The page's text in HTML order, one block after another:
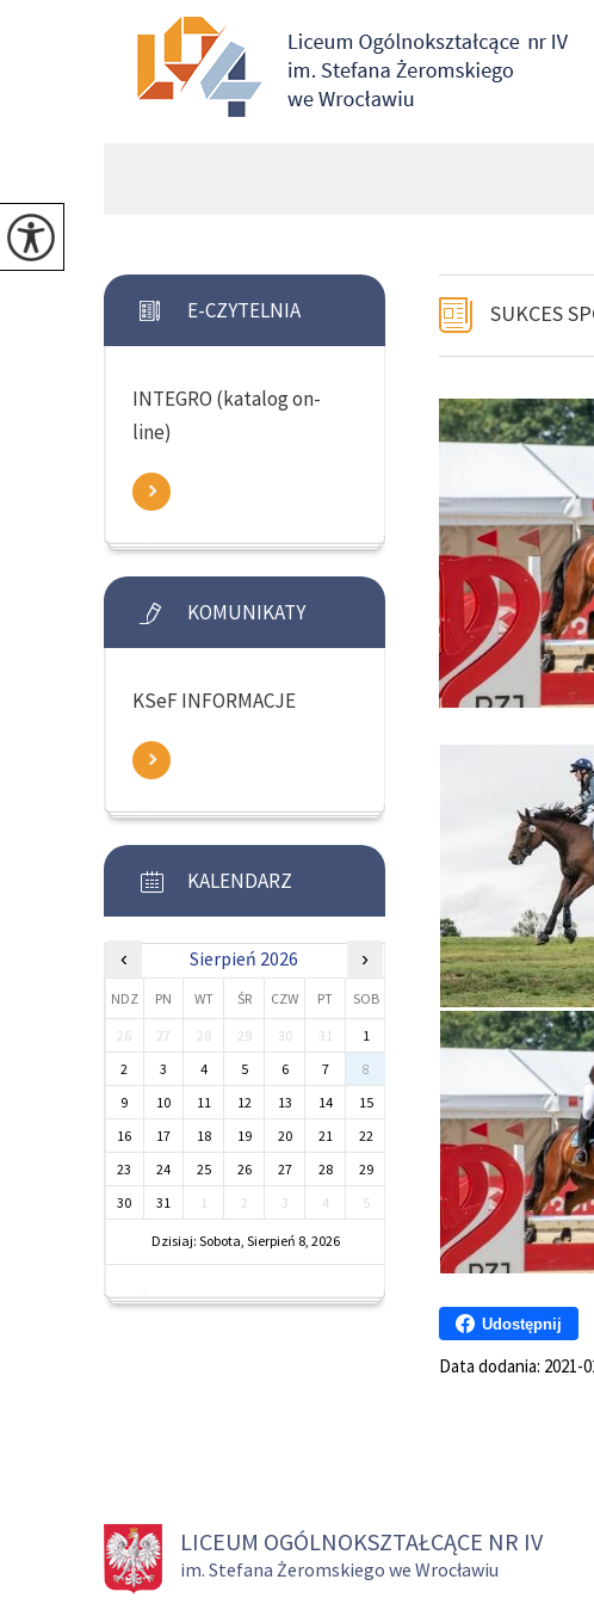
SUKCES
Udostępnij
Data dodania: 2021-
E-CZYTELNIA
INTEGRO (katalog on-
line)
KOMUNIKATY
KSeF INFORMACJE
KALENDARZ
‹ Sierpień 2026 ›
NDZ PN WT ŚR CZW PT SOB
26 27 28 29 30 31
1
2
3 4 5 6 7
8
9
10 11 12 13 14
15
16
17 18 19 20 21
22
23
24 25 26 27 28
29
30
31 1 2 3 4 5
Dzisiaj: Sobota, Sierpień 8, 2026
LICEUM OGÓLNOKSZTAŁCĄCE NR IV
im. Stefana Żeromskiego we Wrocławiu